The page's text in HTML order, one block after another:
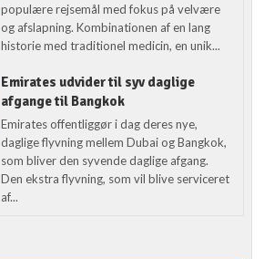
populære rejsemål med fokus på velvære
og afslapning. Kombinationen af en lang
historie med traditionel medicin, en unik...
Emirates udvider til syv daglige
afgange til Bangkok
Emirates offentliggør i dag deres nye,
daglige flyvning mellem Dubai og Bangkok,
som bliver den syvende daglige afgang.
Den ekstra flyvning, som vil blive serviceret
af...